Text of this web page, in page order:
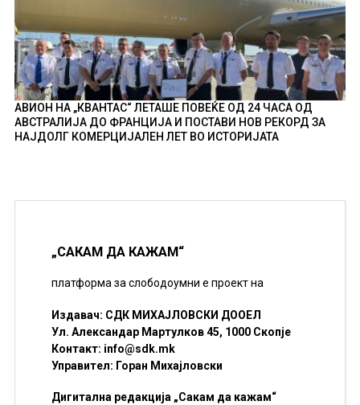
АВИОН НА „КВАНТАС“ ЛЕТАШЕ ПОВЕЌЕ ОД 24 ЧАСА ОД
АВСТРАЛИЈА ДО ФРАНЦИЈА И ПОСТАВИ НОВ РЕКОРД ЗА
НАЈДОЛГ КОМЕРЦИЈАЛЕН ЛЕТ ВО ИСТОРИЈАТА
„САКАМ ДА КАЖАМ“
платформа за слободоумни е проект на
Издавач: СДК МИХАЈЛОВСКИ ДООЕЛ
Ул. Александар Мартулков 45, 1000 Скопје
Контакт: info@sdk.mk
Управител: Горан Михајловски
Дигитална редакција „Сакам да кажам“